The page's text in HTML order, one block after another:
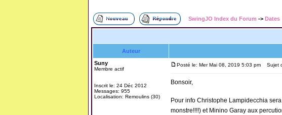
SwingJO Index du Forum -> Dates
Auteur
Suny
Membre actif
Inscrit le: 24 Déc 2012
Messages: 955
Localisation: Remoulins (30)
Posté le: Mer Mai 08, 2019 5:03 pm Sujet
Bonsoir,
Pour info Christophe Lampidecchia
monstre!!!!) et Minino Garay aux